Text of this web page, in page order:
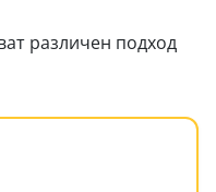
различен подход